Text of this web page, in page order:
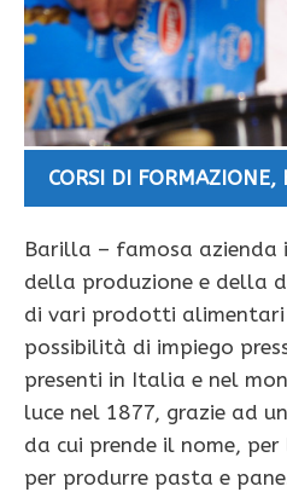
CORSI DI FORMAZIONE,
Barilla – famosa azienda
della produzione e della
di vari prodotti alimentari
possibilità di impiego
presenti in Italia e nel
luce nel 1877, grazie ad
da cui prende il nome,
per produrre pasta e